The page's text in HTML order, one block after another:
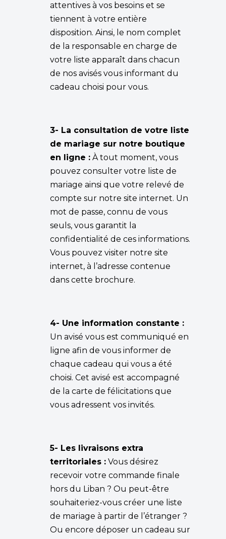
attentives à vos besoins et se
tiennent à votre entière
disposition. Ainsi, le nom complet
de la responsable en charge de
votre liste apparaît dans chacun
de nos avisés vous informant du
cadeau choisi pour vous.
3- La consultation de votre liste
de mariage sur notre boutique
en ligne :À tout moment, vous
pouvez consulter votre liste de
mariage ainsi que votre relevé de
compte sur notre site internet. Un
mot de passe, connu de vous
seuls, vous garantit la
confidentialité de ces informations.
Vous pouvez visiter notre site
internet, à l’adresse contenue
dans cette brochure.
4- Une information constante :
Un avisé vous est communiqué en
ligne afin de vous informer de
chaque cadeau qui vous a été
choisi. Cet avisé est accompagné
de la carte de félicitations que
vous adressent vos invités.
5- Les livraisons extra
territoriales :Vous désirez
recevoir votre commande finale
hors du Liban ? Ou peut-être
souhaiteriez-vous créer une liste
de mariage à partir de l’étranger ?
Ou encore déposer un cadeau sur